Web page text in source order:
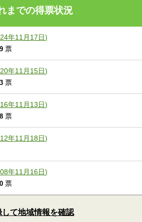
までの得票状況
年11月17日)
票
年11月15日)
票
年11月13日)
票
年11月18日)
年11月16日)
票
して地域情報を確認